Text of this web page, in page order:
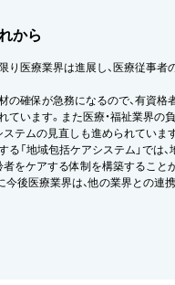
から
り医療業界は進展し、医療従事者
の確保が急務になるので、有資格
ています。また医療・福祉業界の
ステムの見直しも進められていま
る「地域包括ケアシステム」では
者をケアする体制を構築すること
今後医療業界は、他の業界との連